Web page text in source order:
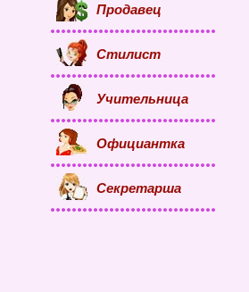
Продавец
Стилист
Учительница
Официантка
Секретарша